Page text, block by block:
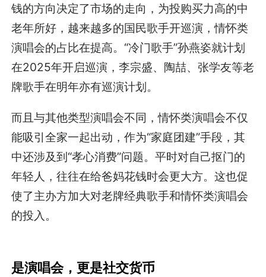
钱的方向决定了市场的走向，为投购买力高的中
老年所好，越来越多的国民歌手开巡演，情怀类
演唱会的占比在提高。“冷门歌手”孙燕姿就计划
在2025年开启巡演，李宗盛、陶喆、张学友等老
牌歌手在明年亦有巡演计划。
而且与其他类型演唱会不同，情怀类演唱会不仅
能吸引全家一起出动，作为“家庭团建”手段，其
中还涉及到“孝心消费”问题。平时对自己抠门的
年轻人，往往在给爸妈花钱时会更大方。这也促
使了主办方加大对老牌经典歌手和情怀类演唱会
的投入。
是演唱会，更是社交货币